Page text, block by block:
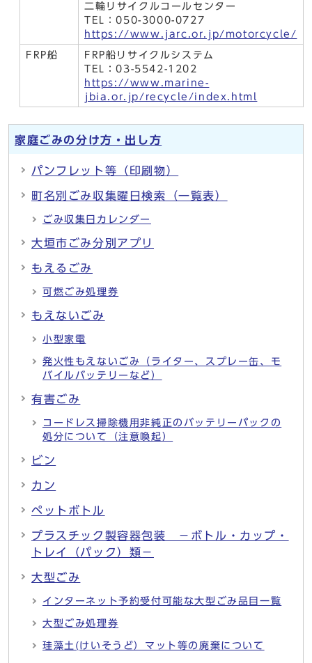
二輪リサイクルコールセンター
TEL：050-3000-0727
https://www.jarc.or.jp/motorcycle/
FRP船
FRP船リサイクルシステム
TEL：03-5542-1202
https://www.marine-
jbia.or.jp/recycle/index.html
家庭ごみの分け方・出し方
パンフレット等（印刷物）
町名別ごみ収集曜日検索（一覧表）
ごみ収集日カレンダー
大垣市ごみ分別アプリ
もえるごみ
可燃ごみ処理券
もえないごみ
小型家電
発火性もえないごみ（ライター、スプレー缶、モ
バイルバッテリーなど）
有害ごみ
コードレス掃除機用非純正のバッテリーパックの
処分について（注意喚起）
ビン
カン
ペットボトル
プラスチック製容器包装 －ボトル・カップ・
トレイ（パック）類－
大型ごみ
インターネット予約受付可能な大型ごみ品目一覧
大型ごみ処理券
珪藻土(けいそうど）マット等の廃棄について